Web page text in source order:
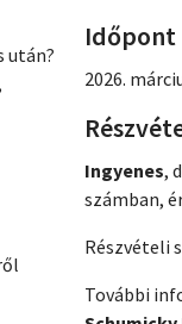
után?
Időpont
2026.
Ingyenes,
számban,
Részvételi
További